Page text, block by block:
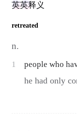
英英释义
retreated
n.
1 people who
he had only